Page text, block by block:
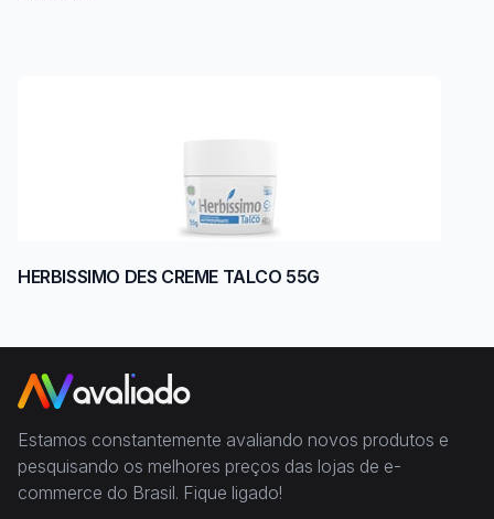
HERBISSIMO DES CREME TALCO 55G
Estamos constantemente avaliando novos produtos e
pesquisando os melhores preços das lojas de e-
commerce do Brasil. Fique ligado!